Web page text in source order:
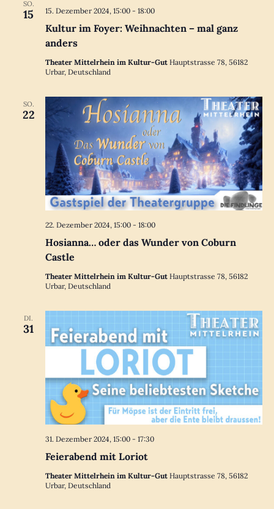
SO.
15
Kultur im Foyer: Weihnachten – mal ganz
anders
15. Dezember 2024, 15:00- 18:00
Theater Mittelrhein im Kultur-Gut Hauptstrasse 78, 56182
Urbar, Deutschland
SO.
22
Hosianna… oder das Wunder von Coburn
Castle
22. Dezember 2024, 15:00- 18:00
Theater Mittelrhein im Kultur-Gut Hauptstrasse 78, 56182
Urbar, Deutschland
DI.
31
Feierabend mit Loriot
31. Dezember 2024, 15:00- 17:30
Theater Mittelrhein im Kultur-Gut Hauptstrasse 78, 56182
Urbar, Deutschland